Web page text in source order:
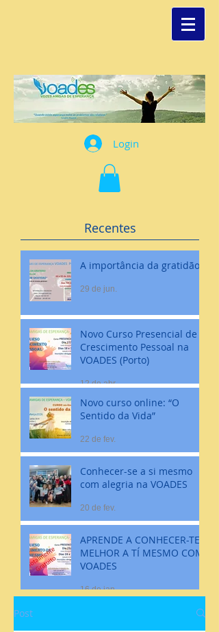
Login
Recentes
A importância da gratidão
29 de jun.
Novo Curso Presencial de
Crescimento Pessoal na
VOADES (Porto)
12 de abr.
Novo curso online: “O
Sentido da Vida”
22 de fev.
Conhecer-se a si mesmo
com alegria na VOADES
20 de fev.
APRENDE A CONHECER-TE
MELHOR A TÍ MESMO COM
VOADES
16 de jan.
Post